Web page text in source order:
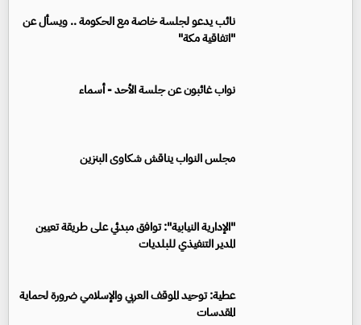
نائب يدعو لجلسة خاصة مع الحكومة .. ويسأل عن
"اتفاقية مكة"
نواب غائبون عن جلسة الأحد - أسماء
مجلس النواب يناقش شكاوى البنزين
"الإدارية النيابية": توافق مبدئي على طريقة تعيين
المدير التنفيذي للبلديات
عطية: توحيد الموقف العربي والإسلامي ضرورة لحماية
المقدسات